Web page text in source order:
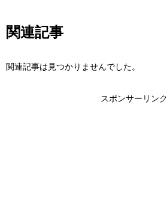
関連記事
関連記事は見つかりませんでした。
スポンサーリンク